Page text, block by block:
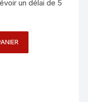
un délai de 5